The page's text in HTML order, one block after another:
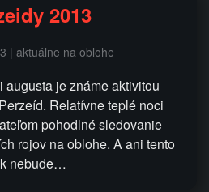
2013
| aktuálne na oblohe
je známe aktivitou
Relatívne teplé noci
pohodlné sledovanie
rojov na oblohe. A ani tento
nebude…